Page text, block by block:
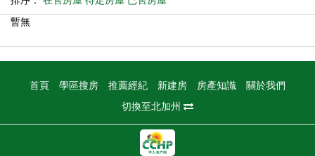
暫無
首頁 學區搜房 推薦經紀 新建房 房產知識
關於我們
切換至北加州